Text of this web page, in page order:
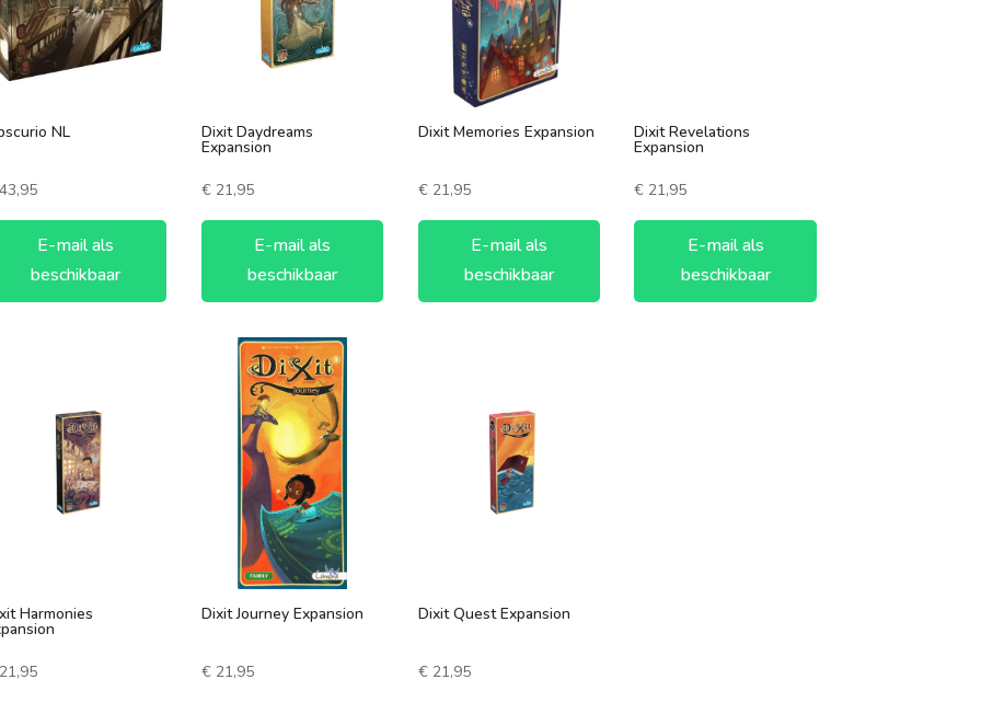
NL
E-mail als
beschikbaar
Dixit Daydreams
Expansion
€21,95
E-mail als
beschikbaar
Dixit Memories Expansion
€21,95
E-mail als
beschikbaar
Dixit Revelations
Expansion
€ 21,95
E-mail als
beschikbaar
Harmonies Dixit Journey Expansion
€21,95
Dixit Quest Expansion
€21,95